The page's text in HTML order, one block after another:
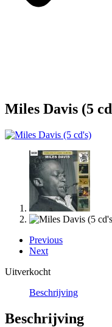
Miles Davis (5
Previous
Next
Uitverkocht
Beschrijving
Beschrijving